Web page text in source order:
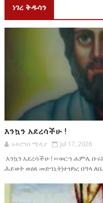
ነገረ ቅዱሳን
እንኳን አደረሳችሁ !
አትሮንስ ሚዲያ Jul 17, 2026
እንኳን አደረሳችሁ ! ☞ወርኀ ሐምሌ
ሕይወት ወዕጸ መድኀኒት)ተዝካረ በዓላ